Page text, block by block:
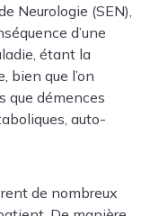
Neurologie (SEN),
d’une
étant la
bien que l’on
que démences
auto-
de nombreux